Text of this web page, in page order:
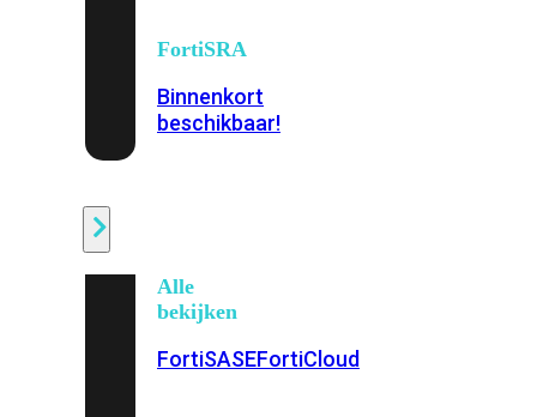
FortiSRA
Binnenkort
beschikbaar!
Alle
bekijken
FortiSASEFortiCloud